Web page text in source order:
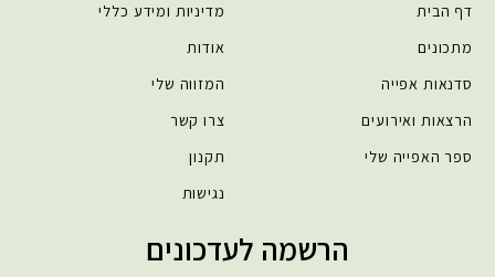
דף הבית
מתכונים
סדנאות אפייה
הרצאות ואירועים
ספר האפייה שלי
מדיניות ומידע כללי
אודות
המזווה שלי
צרו קשר
תקנון
נגישות
הרשמה לעדכונים